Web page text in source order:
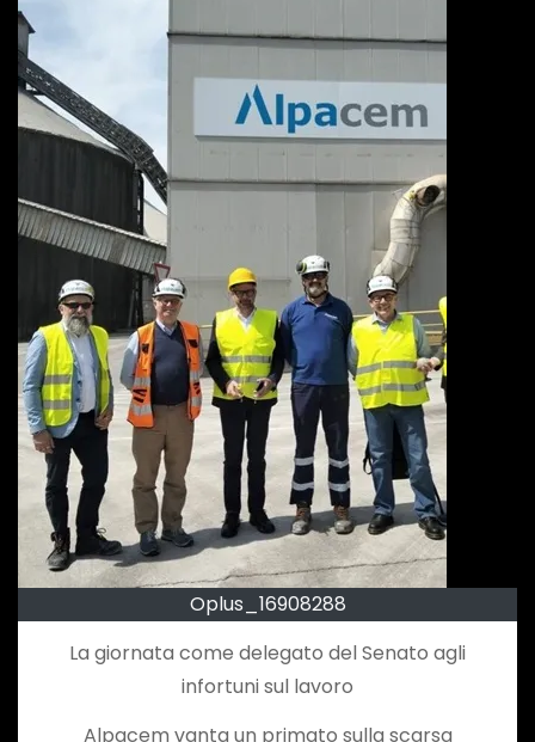
Oplus_16908288
La giornata come delegato del Senato agli
infortuni sul lavoro
Alpacem vanta un primato sulla scarsa